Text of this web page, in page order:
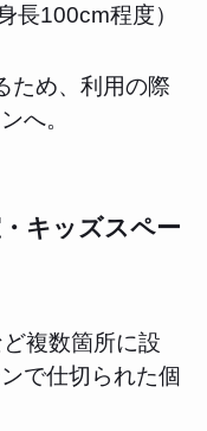
長100cm程度）
ため、利用の際
へ。
キッズスペー
複数箇所に設
で仕切られた個